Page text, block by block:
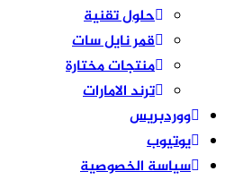
حلول تقنية
قمر نايل سات
منتجات مختارة
ترند الامارات
ووردبريس
يوتيوب
سياسة الخصوصية